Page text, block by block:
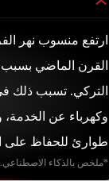
ارتفع منسوب نهر
القرن الماضي بسبب
وكهرباء عن
طوارئ للحفاظ على
*ملخص بالذكاء